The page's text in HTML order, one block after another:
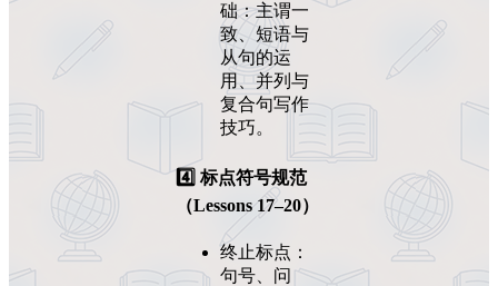
础：主谓一
致、短语与
从句的运
用、并列与
复合句写作
技巧。
4️⃣ 标点符号规范
（Lessons 17–20）
终止标点：
句号、问